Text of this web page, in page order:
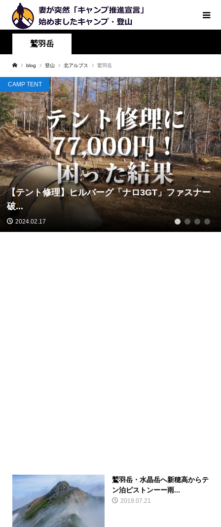
鷲羽岳
blog 登山 北アルプス 鷲羽岳
CAMP TENT
【テント修理】ヒルバーグ「ナロ3GT」ファスナー
破...
2024.02.17 1 2 3 4
鷲羽岳・水晶岳へ新穂高からテ
ン泊ピストンーー雨...
2019.07.21